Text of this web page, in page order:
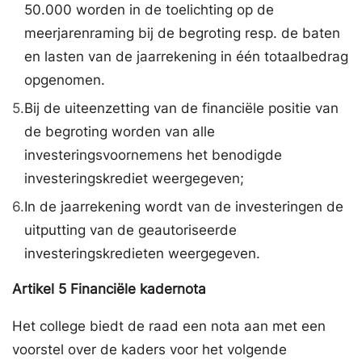
50.000 worden in de toelichting op de
meerjarenraming bij de begroting resp. de baten
en lasten van de jaarrekening in één totaalbedrag
opgenomen.
5.Bij de uiteenzetting van de financiële positie van
de begroting worden van alle
investeringsvoornemens het benodigde
investeringskrediet weergegeven;
6.In de jaarrekening wordt van de investeringen de
uitputting van de geautoriseerde
investeringskredieten weergegeven.
Artikel 5 Financiële kadernota
Het college biedt de raad een nota aan met een
voorstel over de kaders voor het volgende